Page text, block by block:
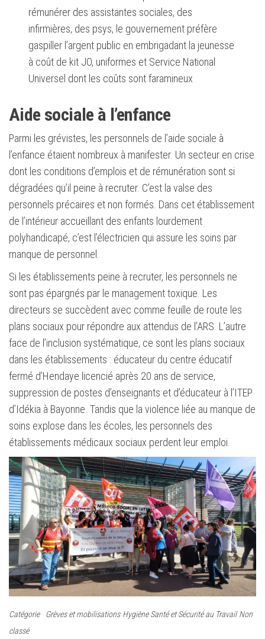
rémunérer des assistantes sociales, des
infirmières, des psys, le gouvernement préfère
gaspiller l’argent public en embrigadant la jeunesse
à coût de kit JO, uniformes et Service National
Universel dont les coûts sont faramineux
Aide sociale à l’enfance
Parmi les grévistes, les personnels de l’aide sociale à
l’enfance étaient nombreux à manifester. Un secteur en crise
dont les conditions d’emplois et de rémunération sont si
dégradées qu’il peine à recruter. C’est la valse des
personnels précaires et non formés. Dans cet établissement
de l’intérieur accueillant des enfants lourdement
polyhandicapé, c’est l’électricien qui assure les soins par
manque de personnel.
Si les établissements peine à recruter, les personnels ne
sont pas épargnés par le management toxique. Les
directeurs se succèdent avec comme feuille de route les
plans sociaux pour répondre aux attendus de l’ARS. L’autre
face de l’inclusion systématique, ce sont les plans sociaux
dans les établissements : éducateur du centre éducatif
fermé d’Hendaye licencié après 20 ans de service,
suppression de postes d’enseignants et d’éducateur à l’ITEP
d’Idékia à Bayonne. Tandis que la violence liée au manque de
soins explose dans les écoles, les personnels des
établissements médicaux sociaux perdent leur emploi.
Catégorie Grèves et mobilisations Hygiène Santé et Sécurité au Travail Non
classé